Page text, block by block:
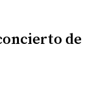
de